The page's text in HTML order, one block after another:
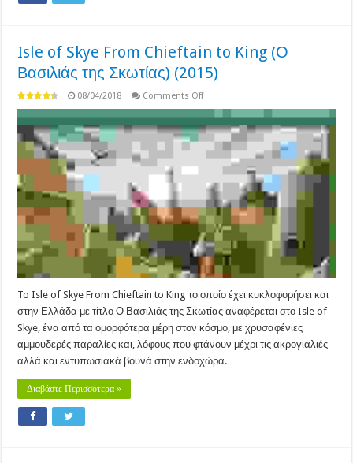
Isle of Skye From Chieftain to King (Ο
Βασιλιάς της Σκωτίας) (2015)
08/04/2018 Comments Offon
of
Skye
to
Βασιλιάς
της
Σκωτίας)
(2015)
To Isle of Skye From Chieftain to King το οποίο έχει κυκλοφορήσει και
στην Ελλάδα με τίτλο Ο Βασιλιάς της Σκωτίας αναφέρεται στο Isle of
Skye, ένα από τα ομορφότερα μέρη στον κόσμο, με χρυσαφένιες
αμμουδερές παραλίες και, λόφους που φτάνουν μέχρι τις ακρογιαλιές
αλλά και εντυπωσιακά βουνά στην ενδοχώρα. …
Διαβάστε Περισσότερα »